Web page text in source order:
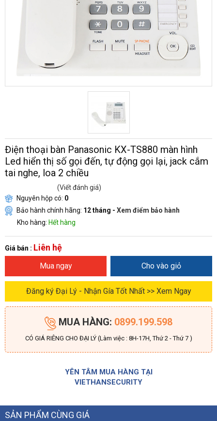
Điện thoại bàn Panasonic KX-TS880 màn hình
Led hiển thị số gọi đến, tự động gọi lại, jack cắm
tai nghe, loa 2 chiều
(Viết đánh giá)
Nguyên hộp có: 0
Bảo hành chính hãng: 12 tháng - Xem điểm bảo hành
Kho hàng: Hết hàng
Giá bán : Liên hệ
Mua ngay Cho vào giỏ
Đăng ký Đại Lý - Nhận Gía Tốt Nhất >> Xem Ngay
MUA HÀNG: 0899.199.598
CÓ GIÁ RIÊNG CHO ĐẠI LÝ (Làm việc : 8H-17H, Thứ 2 - Thứ 7 )
YÊN TÂM MUA HÀNG TẠI
VIETHANSECURITY
SẢN PHẨM CÙNG GIÁ